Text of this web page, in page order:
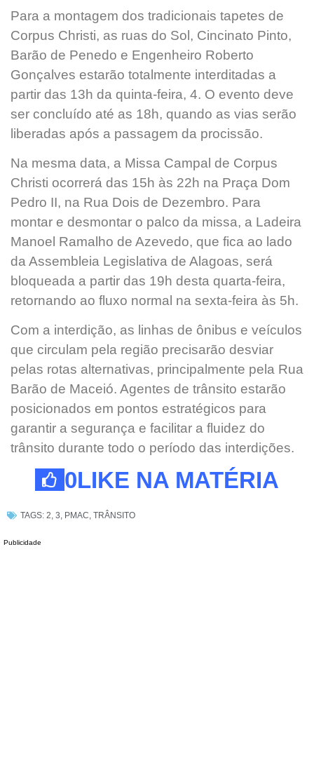
Para a montagem dos tradicionais tapetes de
Corpus Christi, as ruas do Sol, Cincinato Pinto,
Barão de Penedo e Engenheiro Roberto
Gonçalves estarão totalmente interditadas a
partir das 13h da quinta-feira, 4. O evento deve
ser concluído até as 18h, quando as vias serão
liberadas após a passagem da procissão.
Na mesma data, a Missa Campal de Corpus
Christi ocorrerá das 15h às 22h na Praça Dom
Pedro II, na Rua Dois de Dezembro. Para
montar e desmontar o palco da missa, a Ladeira
Manoel Ramalho de Azevedo, que fica ao lado
da Assembleia Legislativa de Alagoas, será
bloqueada a partir das 19h desta quarta-feira,
retornando ao fluxo normal na sexta-feira às 5h.
Com a interdição, as linhas de ônibus e veículos
que circulam pela região precisarão desviar
pelas rotas alternativas, principalmente pela Rua
Barão de Maceió. Agentes de trânsito estarão
posicionados em pontos estratégicos para
garantir a segurança e facilitar a fluidez do
trânsito durante todo o período das interdições.
0LIKE NA MATÉRIA
TAGS: 2, 3, PMAC, TRÂNSITO
Publicidade